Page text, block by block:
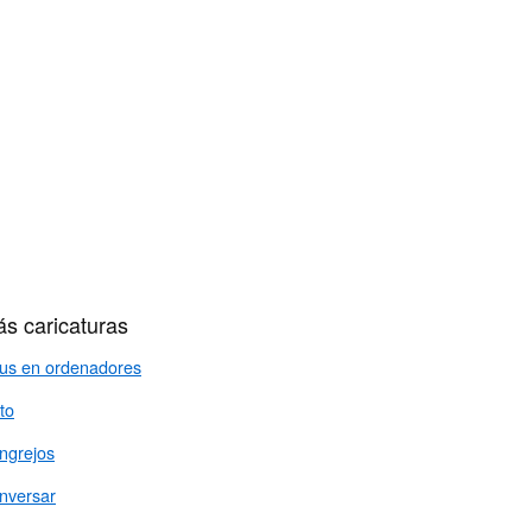
caricaturas
en ordenadores